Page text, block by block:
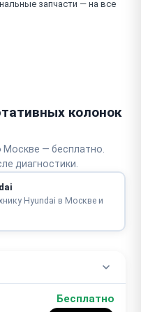
запчасти — на все
колонок
— бесплатно.
диагностики.
Hyundai в Москве и
Бесплатно